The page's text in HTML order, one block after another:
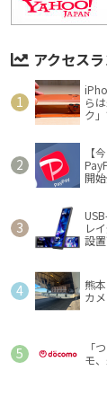
アクセス
ら
ク
【
開
レ
設
熊
カ
「
モ